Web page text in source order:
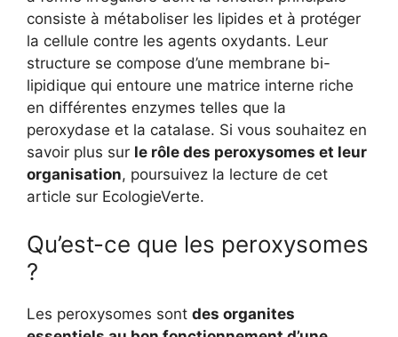
consiste à métaboliser les lipides et à protéger
la cellule contre les agents oxydants. Leur
structure se compose d’une membrane bi-
lipidique qui entoure une matrice interne riche
en différentes enzymes telles que la
peroxydase et la catalase. Si vous souhaitez en
savoir plus sur le rôle des peroxysomes et leur
organisation, poursuivez la lecture de cet
article sur EcologieVerte.
Qu’est-ce que les peroxysomes
?
Les peroxysomes sont des organites